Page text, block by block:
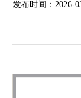
发布时间：2026-